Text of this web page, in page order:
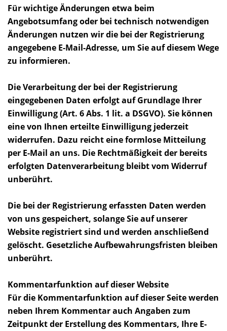
Für wichtige Änderungen etwa beim
Angebotsumfang oder bei technisch notwendigen
Änderungen nutzen wir die bei der Registrierung
angegebene E-Mail-Adresse, um Sie auf diesem Wege
zu informieren.
Die Verarbeitung der bei der Registrierung
eingegebenen Daten erfolgt auf Grundlage Ihrer
Einwilligung (Art. 6 Abs. 1 lit. a DSGVO). Sie können
eine von Ihnen erteilte Einwilligung jederzeit
widerrufen. Dazu reicht eine formlose Mitteilung
per E-Mail an uns. Die Rechtmäßigkeit der bereits
erfolgten Datenverarbeitung bleibt vom Widerruf
unberührt.
Die bei der Registrierung erfassten Daten werden
von uns gespeichert, solange Sie auf unserer
Website registriert sind und werden anschließend
gelöscht. Gesetzliche Aufbewahrungsfristen bleiben
unberührt.
Kommentarfunktion auf dieser Website
Für die Kommentarfunktion auf dieser Seite werden
neben Ihrem Kommentar auch Angaben zum
Zeitpunkt der Erstellung des Kommentars, Ihre E-